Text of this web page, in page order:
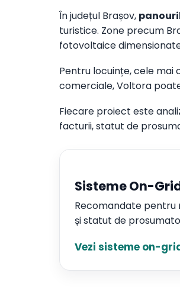
În județul Brașov,
turistice. Zone precum
fotovoltaice
Pentru locuințe, cele mai
comerciale, Voltora
Fiecare proiect este
facturii, statut de
Sisteme On-
Recomandate
și statut de
Vezi sisteme on-